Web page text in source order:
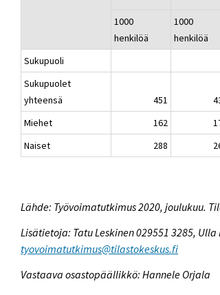
1000
henkilöä
1000
henkilöä
Sukupuoli
Sukupuolet
yhteensä
451
Miehet
162
Naiset
288
Lähde: Työvoimatutkimus 2020, joulukuu.
Lisätietoja: Tatu Leskinen 029551 3285, Ulla
tyovoimatutkimus@tilastokeskus.fi
Vastaava osastopäällikkö: Hannele Orjala